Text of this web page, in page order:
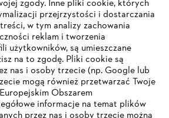
zgody. Inne pliki cookie, których
przejrzystości i dostarczania
w tym analizy zachowania
reklam i tworzenia
użytkowników, są umieszczane
na to zgodę. Pliki cookie są
nas i osoby trzecie (np. Google lub
mogą również przetwarzać Twoje
Obszarem
informacje na temat plików